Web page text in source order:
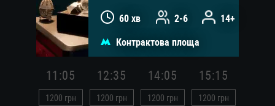
60 хв 2-6 14+
Контрактова площа
11:05
1200 грн
12:35
1200 грн
14:05
1200 грн
15:15
1200 грн